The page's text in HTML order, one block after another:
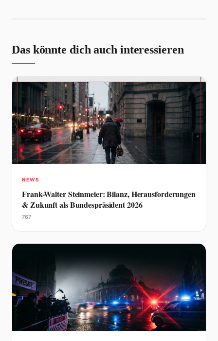
Das könnte dich auch interessieren
NEWS
Frank-Walter Steinmeier: Bilanz, Herausforderungen
& Zukunft als Bundespräsident 2026
767